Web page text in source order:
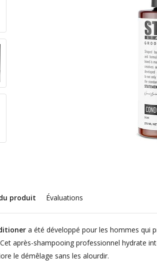
produit Évaluations
a été développé pour les hommes qui
après-shampooing professionnel hydrate
le démêlage sans les alourdir.